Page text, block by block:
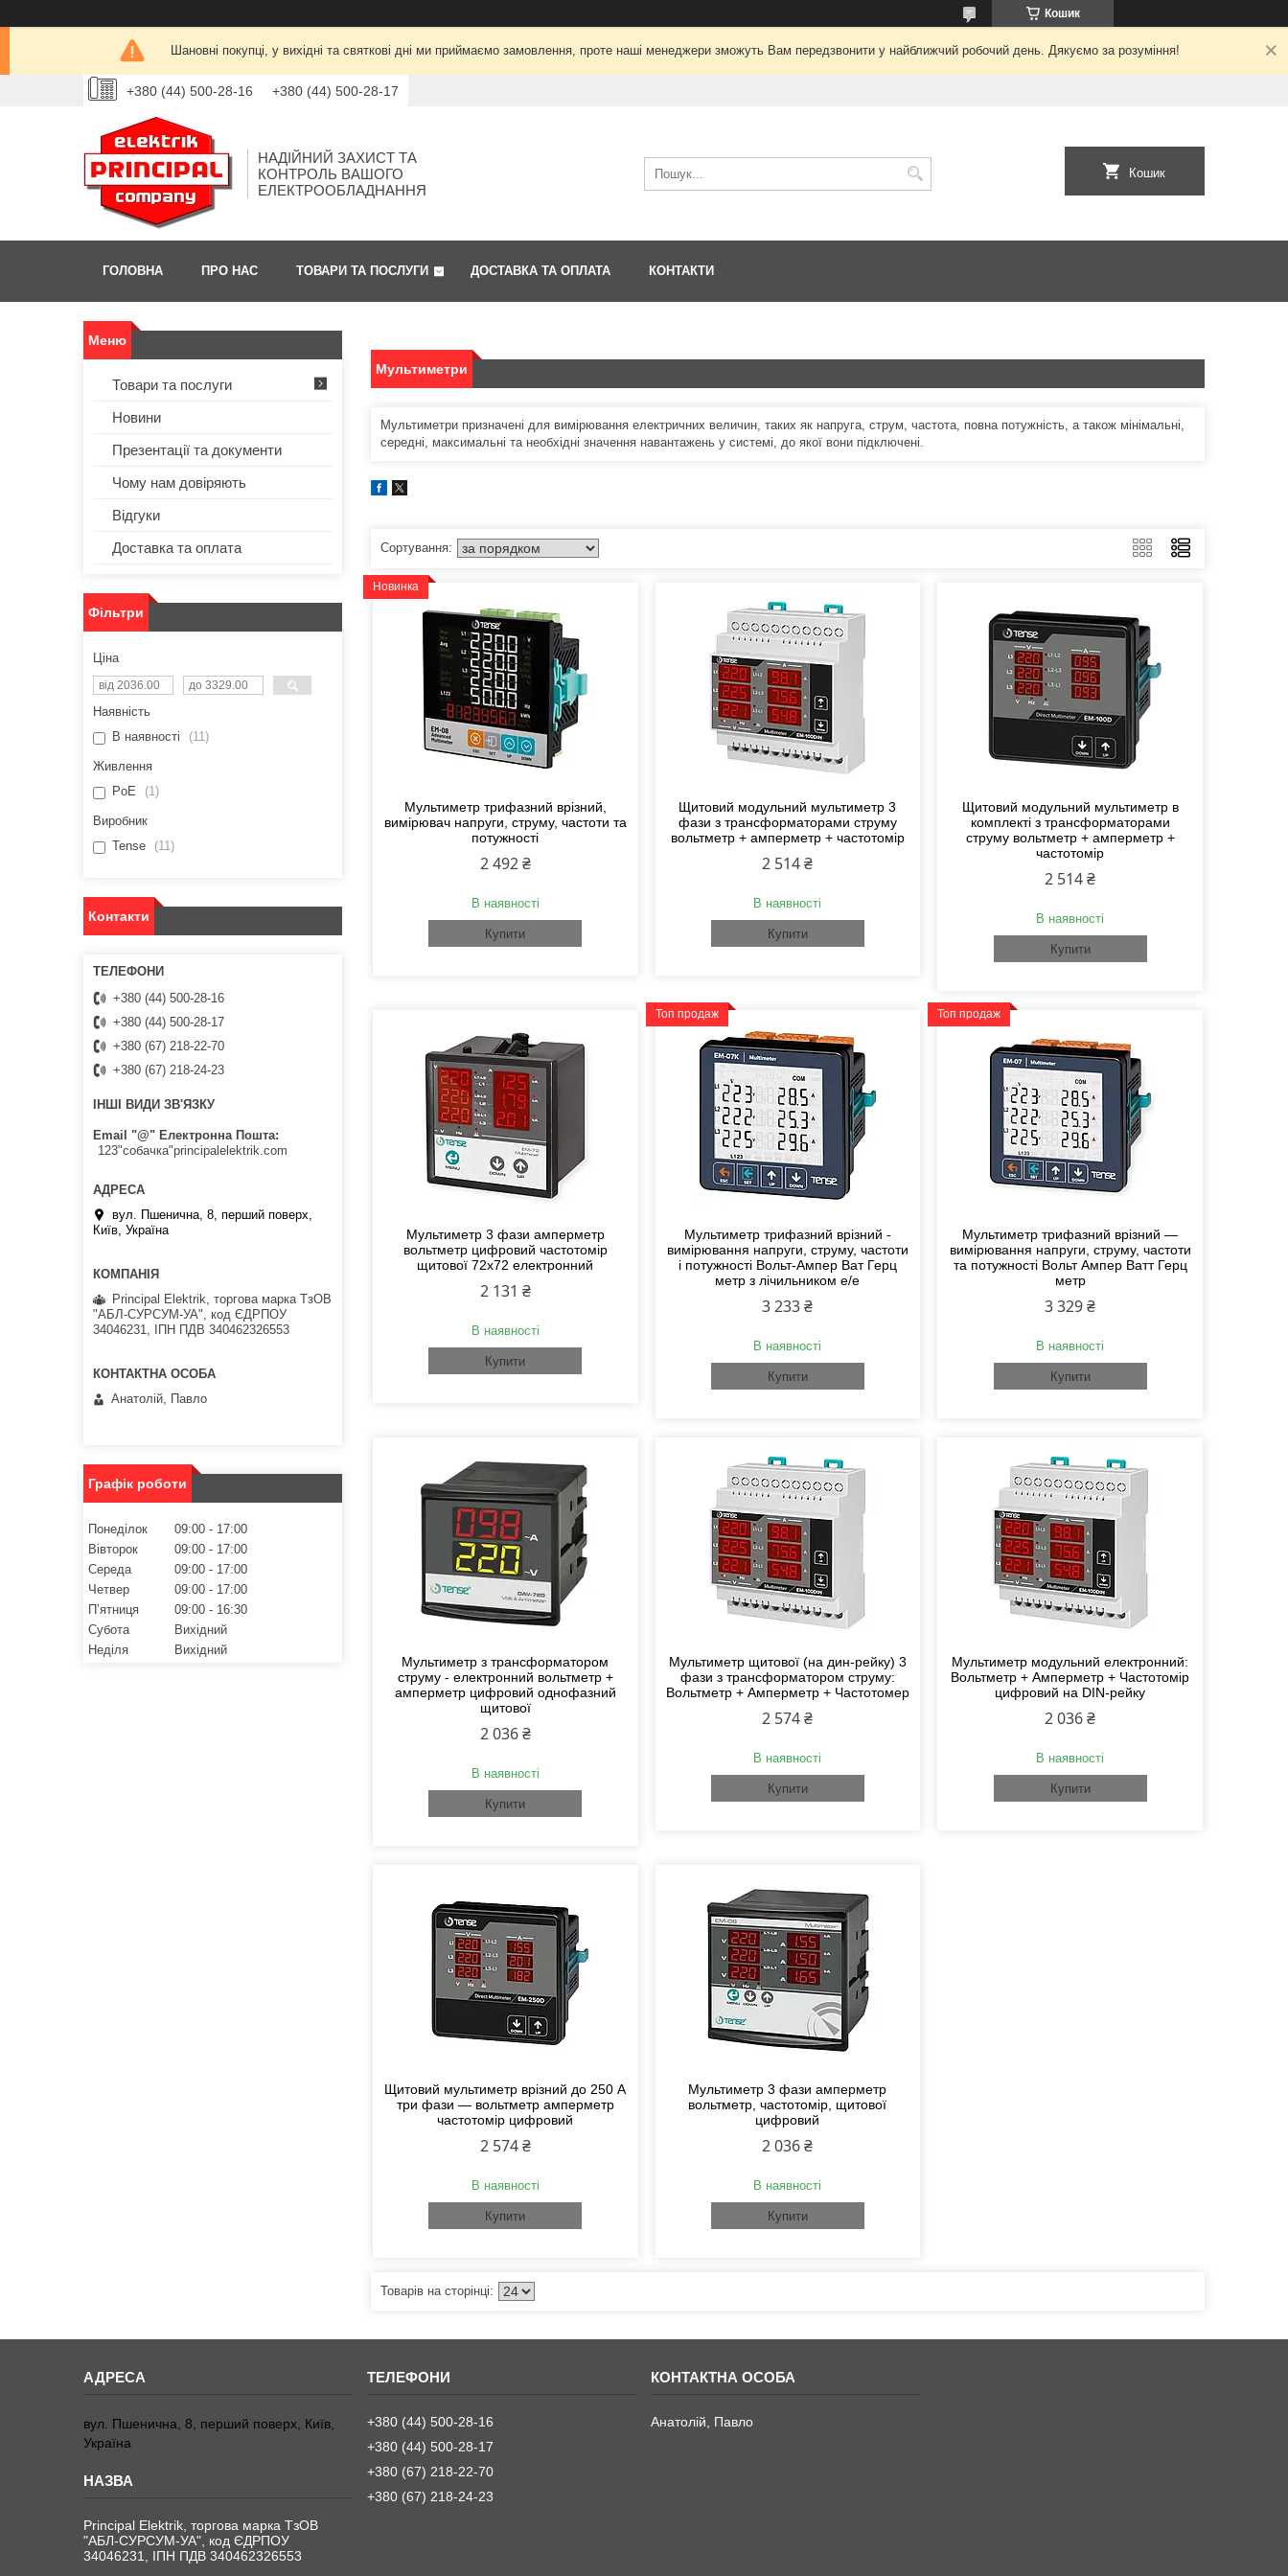
Кошик
Шановні покупці, у вихідні та святкові дні ми приймаємо замовлення, проте наші менеджери зможуть Вам передзвонити у найближчий робочий день. Дякуємо за розуміння!
+380 (44) 500-28-16 +380 (44) 500-28-17
НАДІЙНИЙ ЗАХИСТ ТА
КОНТРОЛЬ ВАШОГО
ЕЛЕКТРООБЛАДНАННЯ
Кошик
ГОЛОВНА ПРО НАС ТОВАРИ ТА ПОСЛУГИ ДОСТАВКА ТА ОПЛАТА КОНТАКТИ
Мультиметри
Мультиметри призначені для вимірювання електричних величин, таких як напруга, струм, частота, повна потужність, а також мінімальні,
середні, максимальні та необхідні значення навантажень у системі, до якої вони підключені.
Новинка
Мультиметр трифазний врізний,
вимірювач напруги, струму, частоти та
потужності
2 492 ₴
В наявності
Купити
Щитовий модульний мультиметр 3
фази з трансформаторами струму
вольтметр + амперметр + частотомір
2 514 ₴
В наявності
Купити
Щитовий модульний мультиметр в
комплекті з трансформаторами
струму вольтметр + амперметр +
частотомір
2 514 ₴
В наявності
Купити
Мультиметр 3 фази амперметр
вольтметр цифровий частотомір
щитової 72x72 електронний
2 131 ₴
В наявності
Купити
Топ продаж
Мультиметр трифазний врізний -
вимірювання напруги, струму, частоти
і потужності Вольт-Ампер Ват Герц
метр з лічильником е/е
3 233 ₴
В наявності
Купити
Топ продаж
Мультиметр трифазний врізний —
вимірювання напруги, струму, частоти
та потужності Вольт Ампер Ватт Герц
метр
3 329 ₴
В наявності
Купити
Мультиметр з трансформатором
струму - електронний вольтметр +
амперметр цифровий однофазний
щитової
2 036 ₴
В наявності
Купити
Мультиметр щитової (на дин-рейку) 3
фази з трансформатором струму:
Вольтметр + Амперметр + Частотомер
2 574 ₴
В наявності
Купити
Мультиметр модульний електронний:
Вольтметр + Амперметр + Частотомір
цифровий на DIN-рейку
2 036 ₴
В наявності
Купити
Щитовий мультиметр врізний до 250 А
три фази — вольтметр амперметр
частотомір цифровий
2 574 ₴
В наявності
Купити
Мультиметр 3 фази амперметр
вольтметр, частотомір, щитової
цифровий
2 036 ₴
В наявності
Купити
Товари та послуги
Новини
Презентації та документи
Чому нам довіряють
Відгуки
Доставка та оплата
Фільтри
Ціна
Наявність
В наявності
11
Живлення
PoE
1
Виробник
Tense
11
Контакти
+380 (44) 500-28-16
+380 (44) 500-28-17
+380 (67) 218-22-70
+380 (67) 218-24-23
ІНШІ ВИДИ ЗВ'ЯЗКУ
Email "@" Електронна Пошта
123"собачка"principalelektrik.com
вул. Пшенична, 8, перший поверх,
Київ, Україна
Principal Elektrik, торгова марка ТзОВ
"АБЛ-СУРСУМ-УА", код ЄДРПОУ
34046231, ІПН ПДВ 340462326553
Анатолій, Павло
Графік роботи
Понеділок 09:00
17:00
Вівторок
09:00
17:00
Середа
09:00
17:00
Четвер
09:00
17:00
Пʼятниця
09:00
16:30
Субота
Вихідний
Неділя
Вихідний
вул. Пшенична, 8, перший поверх, Київ,
Україна
Principal Elektrik, торгова марка ТзОВ
"АБЛ-СУРСУМ-УА", код ЄДРПОУ
34046231, ІПН ПДВ 340462326553
+380 (44) 500-28-16
+380 (44) 500-28-17
+380 (67) 218-22-70
+380 (67) 218-24-23
Анатолій, Павло